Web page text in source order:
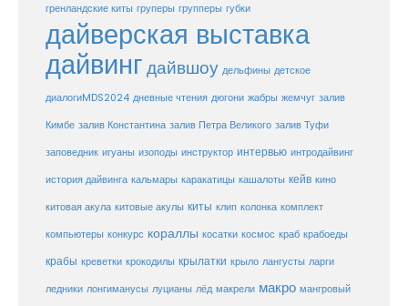
гренландские киты груперы групперы губки
дайверская выставка
дайвингдайвшоу дельфины детское
диалогиMDS2024 дневные чтения дюгони жабры жемчуг залив
Кимбе залив Константина залив Петра Великого залив Туфи
заповедник игуаны изоподы инструктор интервью интродайвинг
история дайвинга кальмары каракатицы кашалоты кейв кино
китовая акула китовые акулы киты клип колонка комплект
компьютеры конкурс кораллы косатки космос краб крабоеды
крабы креветки крокодилы крылатки крыло лангусты ларги
ледники лонгиманусы луцианы лёд макрели макро мангровый